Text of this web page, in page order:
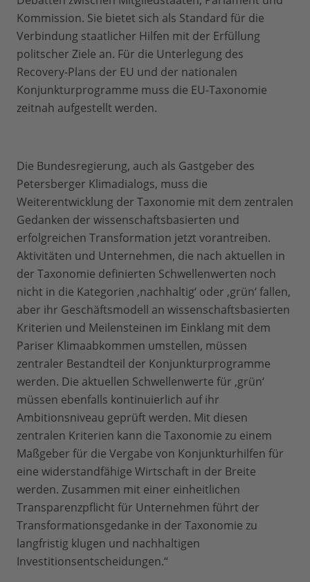
Kommission. Sie bietet sich als Standard für die
Verbindung staatlicher Hilfen mit der Erfüllung
politscher Ziele an. Für die Unterlegung des
Recovery-Plans der EU und der nationalen
Konjunkturprogramme muss die EU-Taxonomie
zeitnah aufgestellt werden.
Die Bundesregierung, auch als Gastgeber des
Petersberger Klimadialogs, muss die
Weiterentwicklung der Taxonomie mit dem zentralen
Gedanken der wissenschaftsbasierten und
erfolgreichen Transformation jetzt vorantreiben.
Aktivitäten und Unternehmen, die nach aktuellen in
der Taxonomie definierten Schwellenwerten noch
nicht in die Kategorien ‚nachhaltig‘ oder ‚grün‘ fallen,
aber ihr Geschäftsmodell an wissenschaftsbasierten
Kriterien und Meilensteinen im Einklang mit dem
Pariser Klimaabkommen umstellen, müssen
zentraler Bestandteil der Konjunkturprogramme
werden. Die aktuellen Schwellenwerte für ‚grün‘
müssen ebenfalls kontinuierlich auf ihr
Ambitionsniveau geprüft werden. Mit diesen
zentralen Kriterien kann die Taxonomie zu einem
Maßgeber für die Vergabe von Konjunkturhilfen für
eine widerstandfähige Wirtschaft in der Breite
werden. Zusammen mit einer einheitlichen
Transparenzpflicht für Unternehmen führt der
Transformationsgedanke in der Taxonomie zu
langfristig klugen und nachhaltigen
Investitionsentscheidungen.“